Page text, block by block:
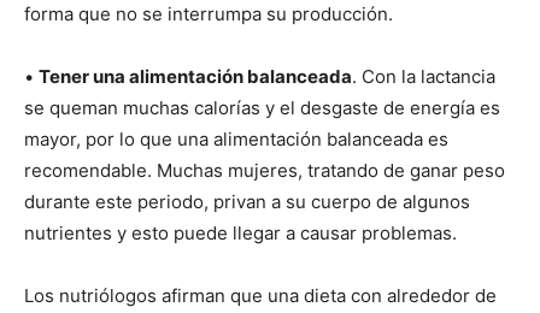
forma que no se interrumpa su producción.
• Tener una alimentación balanceada. Con la lactancia
se queman muchas calorías y el desgaste de energía es
mayor, por lo que una alimentación balanceada es
recomendable. Muchas mujeres, tratando de ganar peso
durante este periodo, privan a su cuerpo de algunos
nutrientes y esto puede llegar a causar problemas.
Los nutriólogos afirman que una dieta con alrededor de